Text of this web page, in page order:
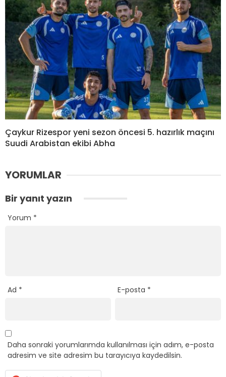
Çaykur Rizespor yeni sezon öncesi 5. hazırlık maçını
Suudi Arabistan ekibi Abha
YORUMLAR
Bir yanıt yazın
Yorum *
Ad * E-posta *
Daha sonraki yorumlarımda kullanılması için adım, e-posta
adresim ve site adresim bu tarayıcıya kaydedilsin.